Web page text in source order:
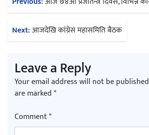
navigation
Next:आजदेखि कांग्रेस महासमिति बैठक
Leave a Reply
Your email address will not be
are marked*
Comment*